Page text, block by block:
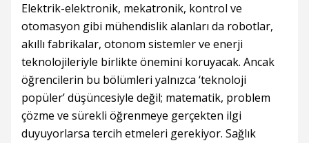
Elektrik-elektronik, mekatronik, kontrol ve
otomasyon gibi mühendislik alanları da robotlar,
akıllı fabrikalar, otonom sistemler ve enerji
teknolojileriyle birlikte önemini koruyacak. Ancak
öğrencilerin bu bölümleri yalnızca ‘teknoloji
popüler’ düşüncesiyle değil; matematik, problem
çözme ve sürekli öğrenmeye gerçekten ilgi
duyuyorlarsa tercih etmeleri gerekiyor. Sağlık